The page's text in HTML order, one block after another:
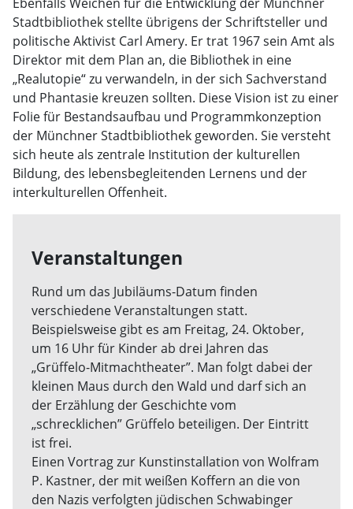
Stadtbibliothek stellte übrigens der Schriftsteller und
politische Aktivist Carl Amery. Er trat 1967 sein Amt als
Direktor mit dem Plan an, die Bibliothek in eine
„Realutopie“ zu verwandeln, in der sich Sachverstand
und Phantasie kreuzen sollten. Diese Vision ist zu einer
Folie für Bestandsaufbau und Programmkonzeption
der Münchner Stadtbibliothek geworden. Sie versteht
sich heute als zentrale Institution der kulturellen
Bildung, des lebensbegleitenden Lernens und der
interkulturellen Offenheit.
Veranstaltungen
Rund um das Jubiläums-Datum finden
verschiedene Veranstaltungen statt.
Beispielsweise gibt es am Freitag, 24. Oktober,
um 16 Uhr für Kinder ab drei Jahren das
„Grüffelo-Mitmachtheater”. Man folgt dabei der
kleinen Maus durch den Wald und darf sich an
der Erzählung der Geschichte vom
„schrecklichen” Grüffelo beteiligen. Der Eintritt
ist frei.
Einen Vortrag zur Kunstinstallation von Wolfram
P. Kastner, der mit weißen Koffern an die von
den Nazis verfolgten jüdischen Schwabinger